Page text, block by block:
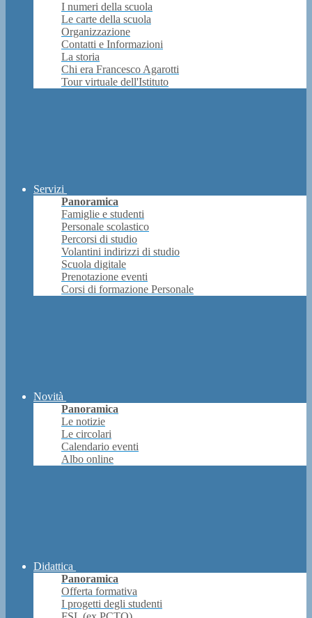
I numeri della scuola
Le carte della scuola
Organizzazione
Contatti e Informazioni
La storia
Chi era Francesco Agarotti
Tour virtuale dell'Istituto
Servizi
Panoramica
Famiglie e studenti
Personale scolastico
Percorsi di studio
Volantini indirizzi di studio
Scuola digitale
Prenotazione eventi
Corsi di formazione Personale
Novità
Panoramica
Le notizie
Le circolari
Calendario eventi
Albo online
Didattica
Panoramica
Offerta formativa
I progetti degli studenti